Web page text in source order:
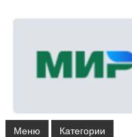
Меню Категории